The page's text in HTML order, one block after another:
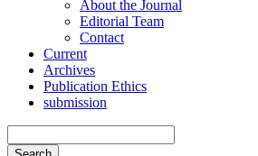
About the Journal
Editorial Team
Contact
Current
Archives
Publication Ethics
submission